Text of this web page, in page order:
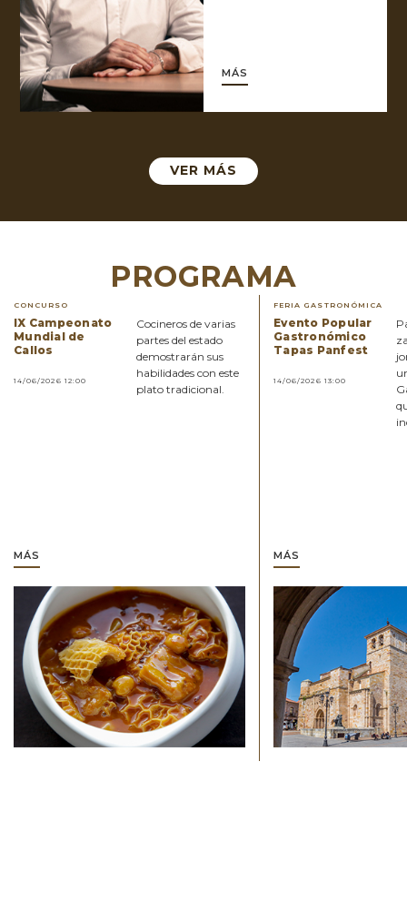
MÁS
VER MÁS
PROGRAMA
CONCURSO
IX Campeonato
Mundial de
Callos
14/06/2026 12:00
Cocineros de varias
partes del estado
demostrarán sus
habilidades con este
plato tradicional.
MÁS
FERIA GASTRONÓMICA
Evento Popular
Gastronómico
Tapas Panfest
14/06/2026 13:00
MÁS